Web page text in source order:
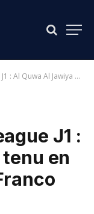
en échec à domicile, Franco Atchou décisif
J1 :
en